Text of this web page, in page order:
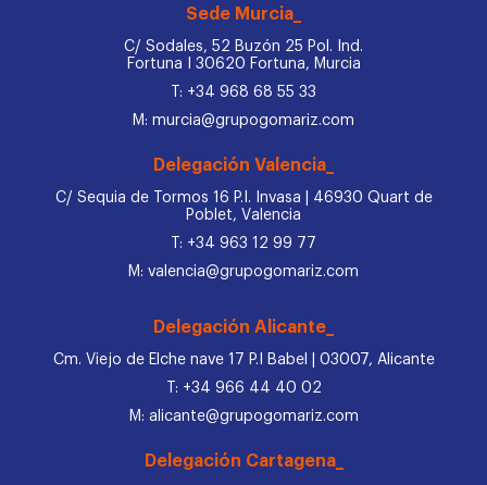
Sede Murcia_
C/ Sodales, 52 Buzón 25 Pol. Ind.
Fortuna I 30620 Fortuna, Murcia
T: +34 968 68 55 33
M: murcia@grupogomariz.com
Delegación Valencia_
C/ Sequia de Tormos 16 P.I. Invasa | 46930 Quart de
Poblet, Valencia
T: +34 963 12 99 77
M: valencia@grupogomariz.com
Delegación Alicante_
Cm. Viejo de Elche nave 17 P.I Babel | 03007, Alicante
T: +34 966 44 40 02
M: alicante@grupogomariz.com
Delegación Cartagena_